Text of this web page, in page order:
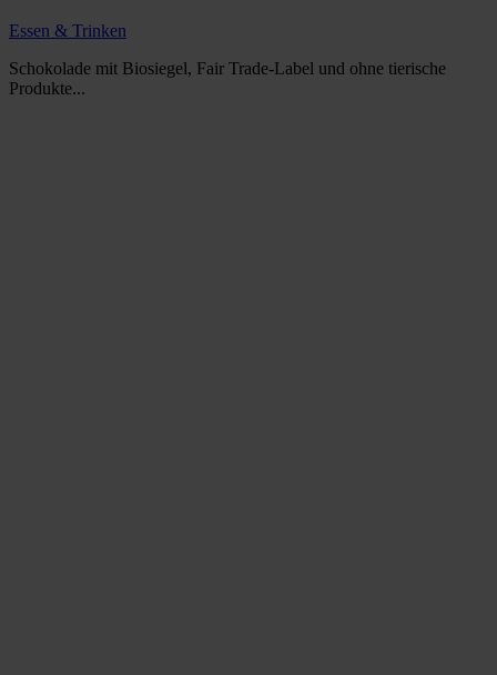
Essen & Trinken
Schokolade mit Biosiegel, Fair Trade-Label und ohne tierische
Produkte...